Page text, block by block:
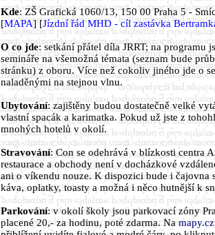
Kde:ZŠ Grafická 1060/13, 150 00 Praha 5 -
[MAPA] [Jízdní řád MHD - cíl zastávka
O co jde: setkání přátel díla JRRT; na programu
semináře na všemožná témata (seznam bude
stránku) z oboru. Více než cokoliv jiného jde o
naladěnými na stejnou vlnu.
Ubytování: zajištěny budou dostatečně velké
vlastní spacák a karimatka. Pokud už jste z
mnohých hotelů v okolí.
Stravování: Con se odehrává v blízkosti centra
restaurace a obchody není v docházkové
ani o víkendu nouze. K dispozici bude i čajovna
káva, oplatky, toasty a možná i něco hutnější k
Parkování: v okolí školy jsou parkovací zóny
placené 20,- za hodinu, poté zdarma. Namapy.cz